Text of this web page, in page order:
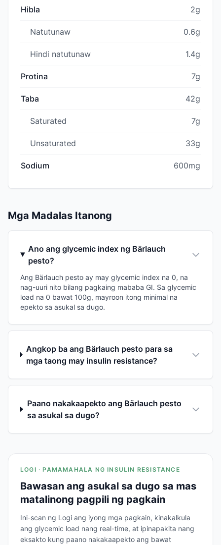
Hibla 2g
Natutunaw 0.6g
Hindi natutunaw 1.4g
Protina 7g
Taba 42g
Saturated 7g
Unsaturated 33g
Sodium 600mg
Mga Madalas Itanong
Ano ang glycemic index ng Bärlauch
pesto?
Ang Bärlauch pesto ay may glycemic index na 0, na
nag-uuri nito bilang pagkaing mababa GI. Sa glycemic
load na 0 bawat 100g, mayroon itong minimal na
epekto sa asukal sa dugo.
Angkop ba ang Bärlauch pesto para sa
mga taong may insulin resistance?
Paano nakakaapekto ang Bärlauch pesto
sa asukal sa dugo?
LOGI · PAMAMAHALA NG INSULIN RESISTANCE
Bawasan ang asukal sa dugo sa mas
matalinong pagpili ng pagkain
Ini-scan ng Logi ang iyong mga pagkain, kinakalkula
ang glycemic load nang real-time, at ipinapakita nang
eksakto kung paano nakakaapekto ang bawat